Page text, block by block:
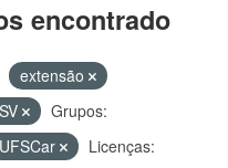
encontrado
extensão
Grupos:
UFSCar
Licenças: